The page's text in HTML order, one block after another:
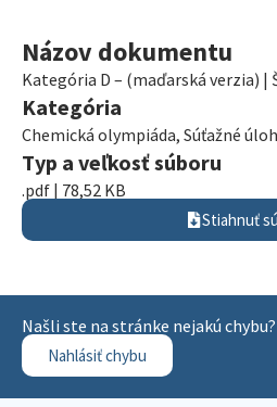
Názov dokumentu
Kategória D – (maďarská verzia) |
Kategória
Chemická olympiáda, Súťažné
Typ a veľkosť súboru
.pdf | 78,52 KB
Stiahnuť
Našli ste na stránke nejakú
Nahlásiť chybu